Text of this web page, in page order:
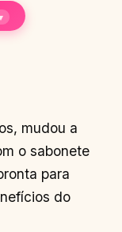
mudou a
o sabonete
para
do